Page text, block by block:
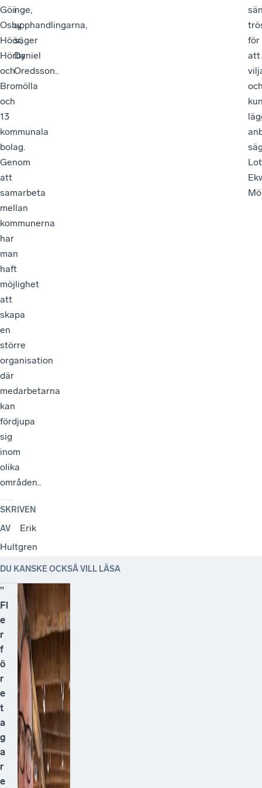
Göinge,
Osby,
Höör,
Hörby
och
Bromölla
och
13
kommunala
bolag.
Genom
att
samarbeta
mellan
kommunerna
har
man
haft
möjlighet
att
skapa
en
större
organisation
där
medarbetarna
kan
fördjupa
sig
inom
olika
områden..
i
upphandlingarna,
säger
Daniel
Oredsson..
för
att
SKRIVEN
AV
Erik
Hultgren
DU KANSKE OCKSÅ VILL LÄSA
”
Fl
e
r
f
ö
r
e
t
a
g
a
r
e